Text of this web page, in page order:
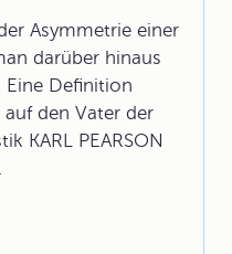
Asymmetrie einer
darüber hinaus
Eine Definition
den Vater der
KARL PEARSON